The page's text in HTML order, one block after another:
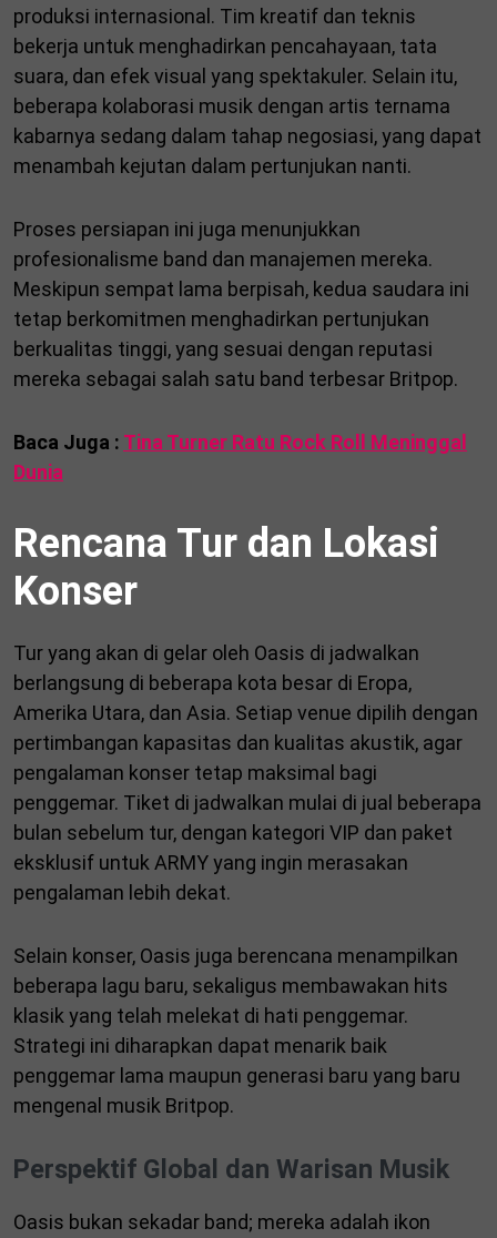
produksi internasional. Tim kreatif dan teknis
bekerja untuk menghadirkan pencahayaan, tata
suara, dan efek visual yang spektakuler. Selain itu,
beberapa kolaborasi musik dengan artis ternama
kabarnya sedang dalam tahap negosiasi, yang dapat
menambah kejutan dalam pertunjukan nanti.
Proses persiapan ini juga menunjukkan
profesionalisme band dan manajemen mereka.
Meskipun sempat lama berpisah, kedua saudara ini
tetap berkomitmen menghadirkan pertunjukan
berkualitas tinggi, yang sesuai dengan reputasi
mereka sebagai salah satu band terbesar Britpop.
Baca Juga : Tina Turner Ratu Rock Roll Meninggal
Dunia
Rencana Tur dan Lokasi
Konser
Tur yang akan di gelar oleh Oasis di jadwalkan
berlangsung di beberapa kota besar di Eropa,
Amerika Utara, dan Asia. Setiap venue dipilih dengan
pertimbangan kapasitas dan kualitas akustik, agar
pengalaman konser tetap maksimal bagi
penggemar. Tiket di jadwalkan mulai di jual beberapa
bulan sebelum tur, dengan kategori VIP dan paket
eksklusif untuk ARMY yang ingin merasakan
pengalaman lebih dekat.
Selain konser, Oasis juga berencana menampilkan
beberapa lagu baru, sekaligus membawakan hits
klasik yang telah melekat di hati penggemar.
Strategi ini diharapkan dapat menarik baik
penggemar lama maupun generasi baru yang baru
mengenal musik Britpop.
Perspektif Global dan Warisan Musik
Oasis bukan sekadar band; mereka adalah ikon